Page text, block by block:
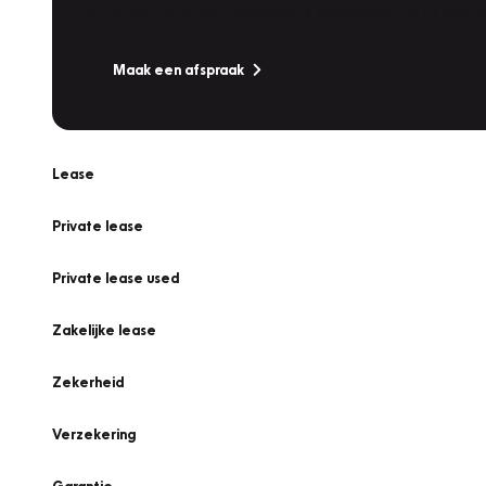
Maak een afspraak
Lease
Private lease
Private lease used
Zakelijke lease
Zekerheid
Verzekering